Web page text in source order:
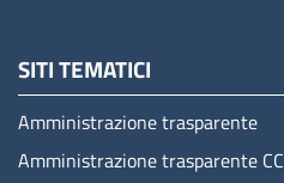
SITI TEMATICI
Amministrazione trasparente
Amministrazione trasparente